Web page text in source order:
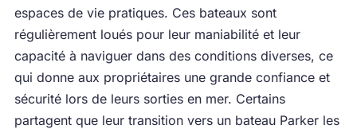
espaces de vie pratiques. Ces bateaux sont
régulièrement loués pour leur maniabilité et leur
capacité à naviguer dans des conditions diverses, ce
qui donne aux propriétaires une grande confiance et
sécurité lors de leurs sorties en mer. Certains
partagent que leur transition vers un bateau Parker les